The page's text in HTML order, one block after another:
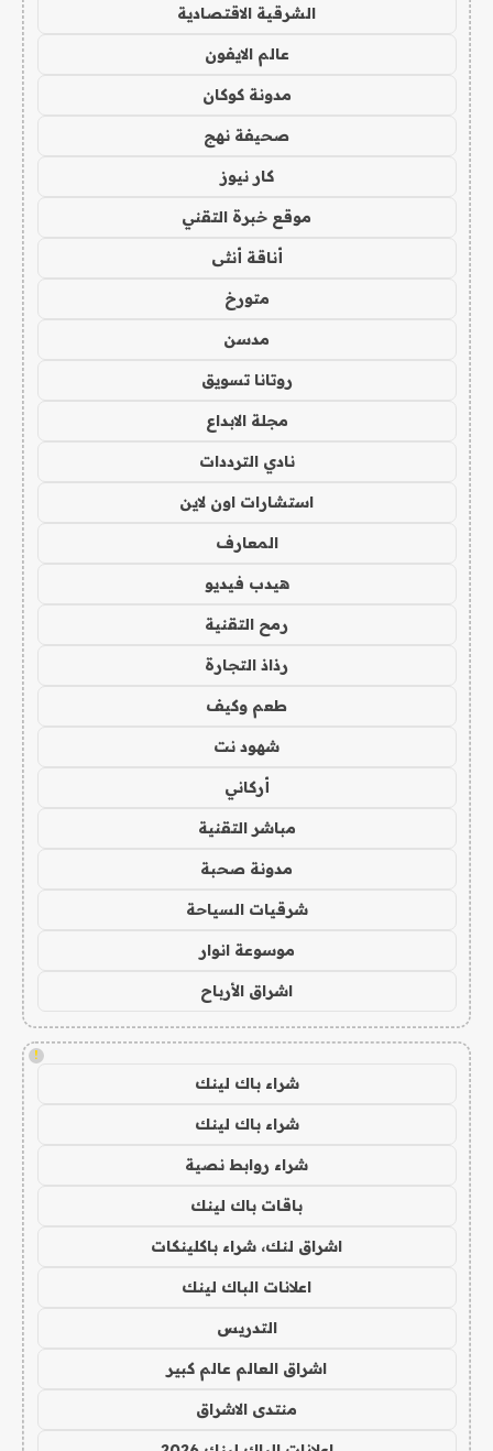
الشرقية الاقتصادية
عالم الايفون
مدونة كوكان
صحيفة نهج
كار نيوز
موقع خبرة التقني
أناقة أنثى
متورخ
مدسن
روتانا تسويق
مجلة الابداع
نادي الترددات
استشارات اون لاين
المعارف
هيدب فيديو
رمح التقنية
رذاذ التجارة
طعم وكيف
شهود نت
أركاني
مباشر التقنية
مدونة صحبة
شرقيات السياحة
موسوعة انوار
اشراق الأرباح
!
شراء باك لينك
شراء باك لينك
شراء روابط نصية
باقات باك لينك
اشراق لنك، شراء باكلينكات
اعلانات الباك لينك
التدريس
اشراق العالم عالم كبير
منتدى الاشراق